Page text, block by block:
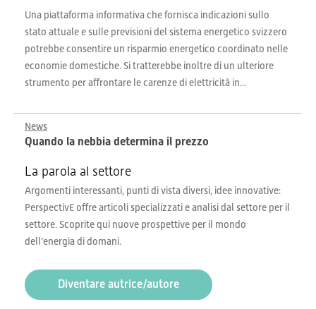
Una piattaforma informativa che fornisca indicazioni sullo
stato attuale e sulle previsioni del sistema energetico svizzero
potrebbe consentire un risparmio energetico coordinato nelle
economie domestiche. Si tratterebbe inoltre di un ulteriore
strumento per affrontare le carenze di elettricità in...
News
Quando la nebbia determina il prezzo
La parola al settore
Argomenti interessanti, punti di vista diversi, idee innovative:
PerspectivE offre articoli specializzati e analisi dal settore per il
settore. Scoprite qui nuove prospettive per il mondo
dell’energia di domani.
Diventare autrice/autore